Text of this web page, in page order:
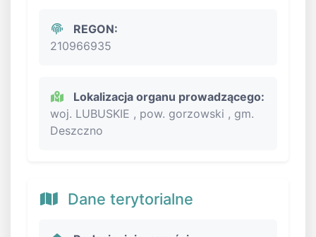
REGON:
210966935
Lokalizacja organu prowadzącego:
woj. LUBUSKIE , pow. gorzowski , gm.
Deszczno
Dane terytorialne